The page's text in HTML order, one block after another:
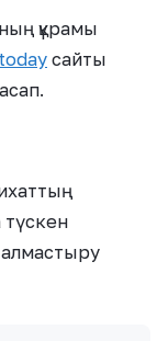
құрамы
сайты
түскен
алмастыру